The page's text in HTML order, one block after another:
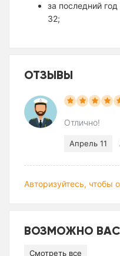
за последний
32;
ОТЗЫВЫ
Отлично!
Апрель 11
Авторизуйтесь, чтобы
ВОЗМОЖНО ВАС
Смотреть все